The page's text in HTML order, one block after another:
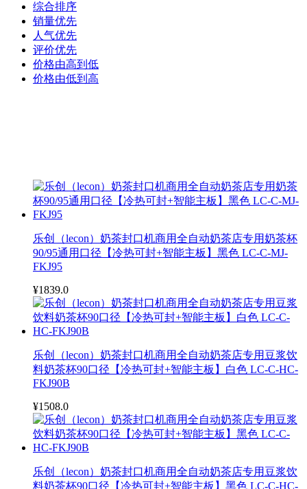
综合排序
销量优先
人气优先
评价优先
价格由高到低
价格由低到高
乐创（lecon）奶茶封口机商用全自动奶茶店专用奶茶杯
90/95通用口径【冷热可封+智能主板】黑色 LC-C-MJ-
FKJ95
¥1839.0
乐创（lecon）奶茶封口机商用全自动奶茶店专用豆浆饮
料奶茶杯90口径【冷热可封+智能主板】白色 LC-C-HC-
FKJ90B
¥1508.0
乐创（lecon）奶茶封口机商用全自动奶茶店专用豆浆饮
料奶茶杯90口径【冷热可封+智能主板】黑色 LC-C-HC-